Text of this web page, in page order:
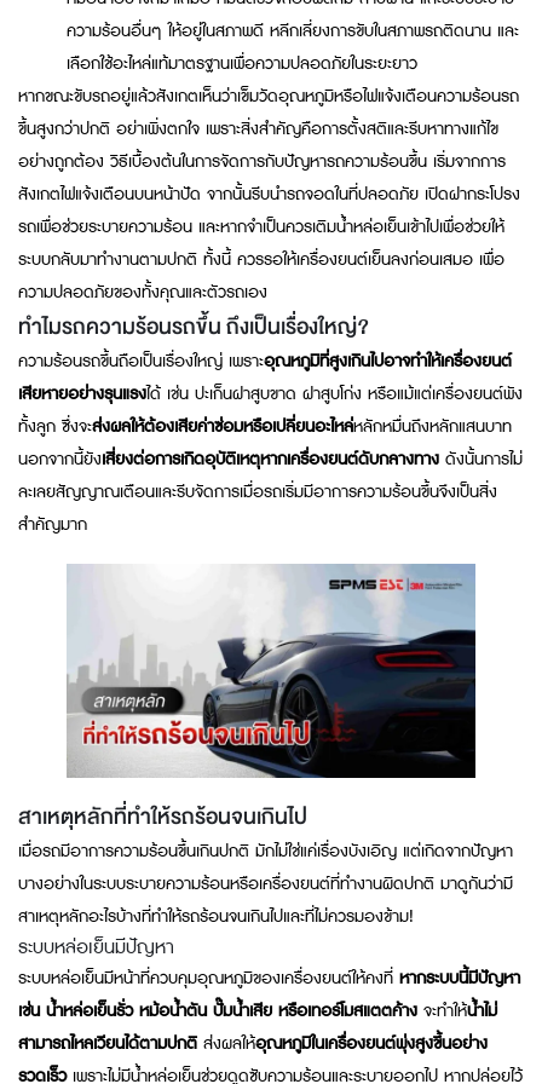
ความร้อนอื่นๆ ให้อยู่ในสภาพดี หลีกเลี่ยงการขับในสภาพรถติดนาน และ
เลือกใช้อะไหล่แท้มาตรฐานเพื่อความปลอดภัยในระยะยาว
หากขณะขับรถอยู่แล้วสังเกตเห็นว่าเข็มวัดอุณหภูมิหรือไฟแจ้งเตือนความร้อนรถ
ขึ้นสูงกว่าปกติ อย่าเพิ่งตกใจ เพราะสิ่งสำคัญคือการตั้งสติและรีบหาทางแก้ไข
อย่างถูกต้อง วิธีเบื้องต้นในการจัดการกับปัญหารถความร้อนขึ้น เริ่มจากการ
สังเกตไฟแจ้งเตือนบนหน้าปัด จากนั้นรีบนำรถจอดในที่ปลอดภัย เปิดฝากระโปรง
รถเพื่อช่วยระบายความร้อน และหากจำเป็นควรเติมน้ำหล่อเย็นเข้าไปเพื่อช่วยให้
ระบบกลับมาทำงานตามปกติ ทั้งนี้ ควรรอให้เครื่องยนต์เย็นลงก่อนเสมอ เพื่อ
ความปลอดภัยของทั้งคุณและตัวรถเอง
ทำไมรถความร้อนรถขึ้น ถึงเป็นเรื่องใหญ่?
ความร้อนรถขึ้นถือเป็นเรื่องใหญ่ เพราะอุณหภูมิที่สูงเกินไปอาจทำให้เครื่องยนต์
เสียหายอย่างรุนแรงได้ เช่น ปะเก็นฝาสูบขาด ฝาสูบโก่ง หรือแม้แต่เครื่องยนต์พัง
ทั้งลูก ซึ่งจะส่งผลให้ต้องเสียค่าซ่อมหรือเปลี่ยนอะไหล่หลักหมื่นถึงหลักแสนบาท
นอกจากนี้ยังเสี่ยงต่อการเกิดอุบัติเหตุหากเครื่องยนต์ดับกลางทาง ดังนั้นการไม่
ละเลยสัญญาณเตือนและรีบจัดการเมื่อรถเริ่มมีอาการความร้อนขึ้นจึงเป็นสิ่ง
สำคัญมาก
สาเหตุหลักที่ทำให้รถร้อนจนเกินไป
เมื่อรถมีอาการความร้อนขึ้นเกินปกติ มักไม่ใช่แค่เรื่องบังเอิญ แต่เกิดจากปัญหา
บางอย่างในระบบระบายความร้อนหรือเครื่องยนต์ที่ทำงานผิดปกติ มาดูกันว่ามี
สาเหตุหลักอะไรบ้างที่ทำให้รถร้อนจนเกินไปและที่ไม่ควรมองข้าม!
ระบบหล่อเย็นมีปัญหา
ระบบหล่อเย็นมีหน้าที่ควบคุมอุณหภูมิของเครื่องยนต์ให้คงที่ หากระบบนี้มีปัญหา
เช่น น้ำหล่อเย็นรั่ว หม้อน้ำตัน ปั๊มน้ำเสีย หรือเทอร์โมสแตตค้าง จะทำให้น้ำไม่
สามารถไหลเวียนได้ตามปกติ ส่งผลให้อุณหภูมิในเครื่องยนต์พุ่งสูงขึ้นอย่าง
รวดเร็วเพราะไม่มีน้ำหล่อเย็นช่วยดูดซับความร้อนและระบายออกไป หากปล่อยไว้